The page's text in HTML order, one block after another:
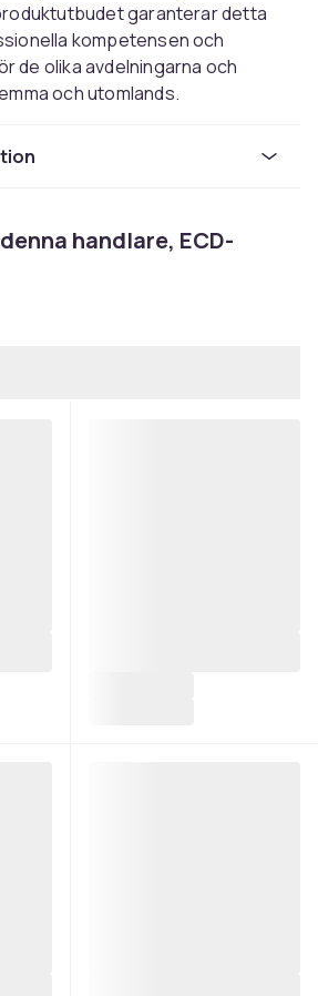
garanterar detta
kompetensen och
de olika avdelningarna och
och utomlands.
handlare, ECD-